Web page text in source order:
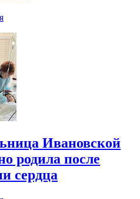
Ивановской
родила после
сердца